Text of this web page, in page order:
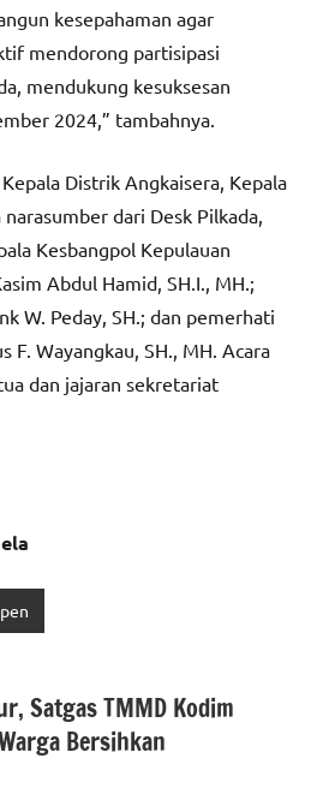
kesepahaman agar
mendorong partisipasi
mendukung kesuksesan
2024,” tambahnya.
Distrik Angkaisera, Kepala
dari Desk Pilkada,
Kesbangpol Kepulauan
Abdul Hamid, SH.I., MH.;
W. Peday, SH.; dan pemerhati
F. Wayangkau, SH., MH. Acara
dan jajaran sekretariat
Satgas TMMD Kodim
Bersihkan